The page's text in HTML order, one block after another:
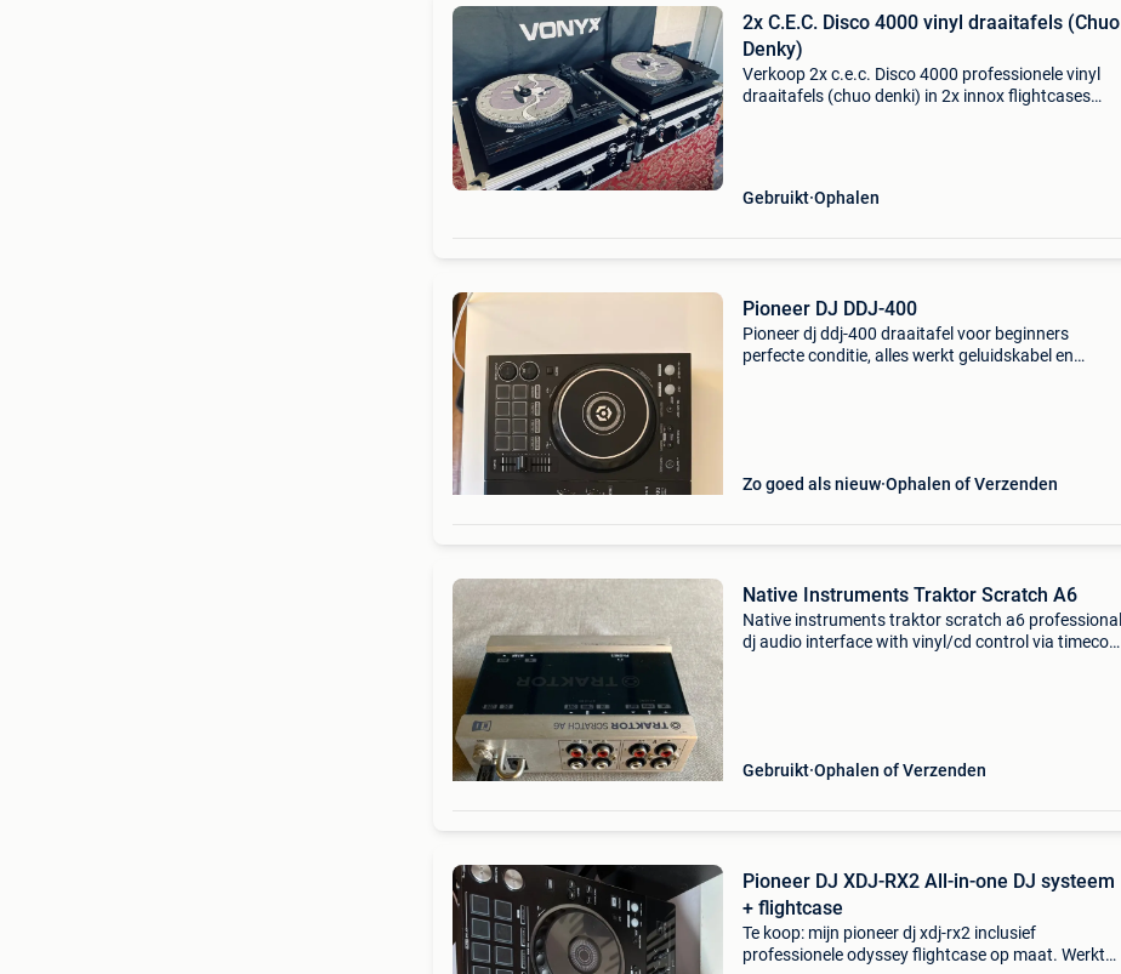
2x C.E.C. Disco 4000 vinyl draaitafels (Chuo
Denky)
Verkoop 2x c.e.c. Disco 4000 professionele vinyl
draaitafels (chuo denki) in 2x innox flightcases
Gebruikt Ophalen
Pioneer DJ DDJ-400
Pioneer dj ddj-400 draaitafel voor beginners
perfecte conditie, alles werkt geluidskabel en
Zo goed als nieuw Ophalen of Verzenden
Native Instruments Traktor Scratch A6
Native instruments traktor scratch a6 professional
dj audio interface with vinyl/cd control via timecode
Gebruikt Ophalen of Verzenden
Pioneer DJ XDJ-RX2 All-in-one DJ systeem
+ flightcase
Te koop: mijn pioneer dj xdj-rx2 inclusief
professionele odyssey flightcase op maat. Werkt